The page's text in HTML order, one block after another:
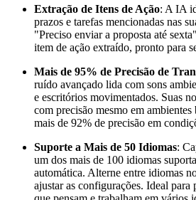
Extração de Itens de Ação: A IA
prazos e tarefas mencionadas nas
"Preciso enviar a proposta até
item de ação extraído, pronto para
Mais de 95% de Precisão de
ruído avançado lida com sons
e escritórios movimentados. Suas
com precisão mesmo em
mais de 92% de precisão em
Suporte a Mais de 50 Idiomas:
um dos mais de 100 idiomas
automática. Alterne entre idiomas
ajustar as configurações. Ideal